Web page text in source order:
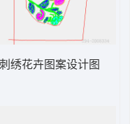
刺绣花卉图案设计图